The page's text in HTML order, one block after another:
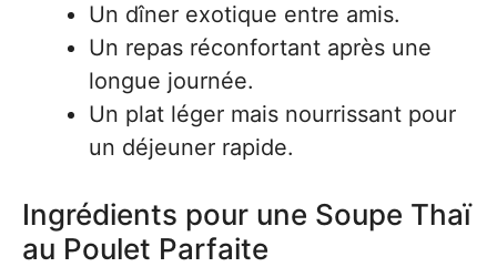
Un dîner exotique entre amis.
Un repas réconfortant après une
longue journée.
Un plat léger mais nourrissant pour
un déjeuner rapide.
Ingrédients pour une Soupe Thaï
au Poulet Parfaite